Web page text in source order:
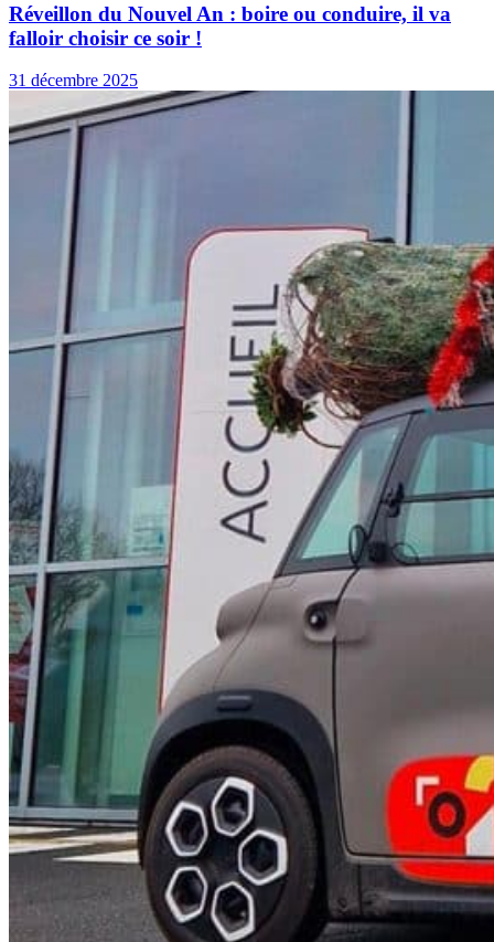
Réveillon du Nouvel An : boire ou conduire, il va
falloir choisir ce soir !
31 décembre 2025